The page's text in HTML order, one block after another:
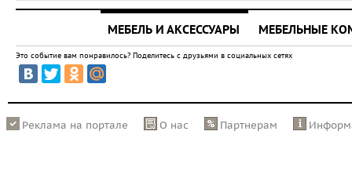
МЕБЕЛЬ И АКСЕССУАРЫ МЕБЕЛЬНЫЕ
Это событие вам понравилось? Поделитесь с друзьями в социальных сетях
Реклама на портале О нас Партнерам